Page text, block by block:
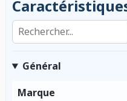
Rechercher dans les
Général
Marque